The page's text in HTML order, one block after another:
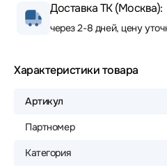
Доставка ТК (Москва):
через 2-8 дней, цену
Характеристики товара
Артикул
Партномер
Категория